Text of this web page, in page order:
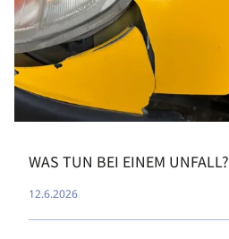
WAS TUN BEI EINEM UNFALL?
12.6.2026